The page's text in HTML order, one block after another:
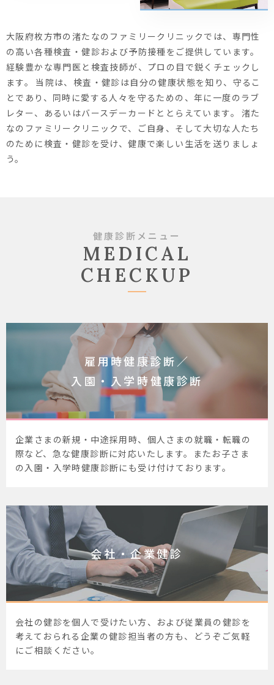
大阪府枚方市の渚たなのファミリークリニックでは、専門性
の高い各種検査・健診および予防接種をご提供しています。
経験豊かな専門医と検査技師が、プロの目で鋭くチェックし
ます。
当院は、検査・健診は自分の健康状態を知り、守るこ
とであり、同時に愛する人々を守るための、年に一度のラブ
レター、あるいはバースデーカードととらえています。
渚た
なのファミリークリニックで、ご自身、そして大切な人たち
のために検査・健診を受け、健康で楽しい生活を送りましょ
う。
健康診断メニュー
MEDICAL
CHECKUP
雇用時健康診断／
入園・入学時健康診断
企業さまの新規・中途採用時、個人さまの就職・転職の
際など、急な健康診断に対応いたします。またお子さま
の入園・入学時健康診断にも受け付けております。
会社・企業健診
会社の健診を個人で受けたい方、および従業員の健診を
考えておられる企業の健診担当者の方も、どうぞご気軽
にご相談ください。